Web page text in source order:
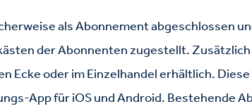
als Abonnement abgeschlossen
der Abonnenten zugestellt.
Ecke oder im Einzelhandel erhältlich.
App für iOS und Android. Bestehende